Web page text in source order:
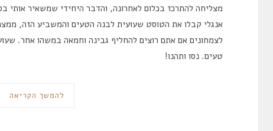
מצליחה להתרכז בכלום לאחרונה, והדבר היחידי שמשאיר אותי
אנגלי קבלו את הטוסט שעועית לבנה הטעים והמשביע הזה,
לצמחונים אם אתם רוצים להחליף גבינה וחמאה במשהו אחר.
טעים. נסו ותהנו!
להמשך הקריאה